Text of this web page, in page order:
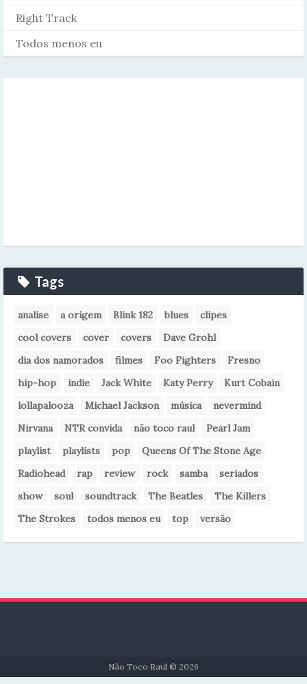
Right Track
Todos menos eu
Tags
analise a origem Blink 182 blues
clipes
cool covers
cover covers
Dave Grohl
dia dos namorados
filmes Foo Fighters
Fresno
hip-hop
indie Jack White Katy Perry
Kurt Cobain
lollapalooza
Michael Jackson música
nevermind
Nirvana
NTR convida não toco raul
Pearl Jam
playlist
playlists pop
Queens Of The Stone Age
Radiohead
rap review rock samba
seriados
show
soul soundtrack The Beatles
The Killers
The Strokes
todos menos eu top versão
Não Toco Raul © 2026